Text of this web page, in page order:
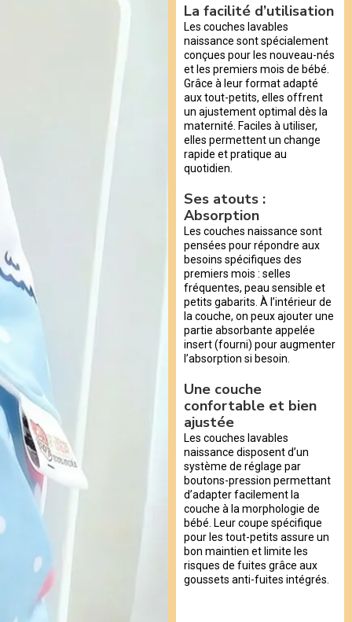
La facilité d’utilisation
Les couches lavables
naissance sont spécialement
conçues pour les nouveau-nés
et les premiers mois de bébé.
Grâce à leur format adapté
aux tout-petits, elles offrent
un ajustement optimal dès la
maternité. Faciles à utiliser,
elles permettent un change
rapide et pratique au
quotidien.
Ses atouts :
Absorption
Les couches naissance sont
pensées pour répondre aux
besoins spécifiques des
premiers mois : selles
fréquentes, peau sensible et
petits gabarits. À l’intérieur de
la couche, on peux ajouter une
partie absorbante appelée
insert (fourni) pour augmenter
l’absorption si besoin.
Une couche
confortable et bien
ajustée
Les couches lavables
naissance disposent d’un
système de réglage par
boutons-pression permettant
d’adapter facilement la
couche à la morphologie de
bébé. Leur coupe spécifique
pour les tout-petits assure un
bon maintien et limite les
risques de fuites grâce aux
goussets anti-fuites intégrés.